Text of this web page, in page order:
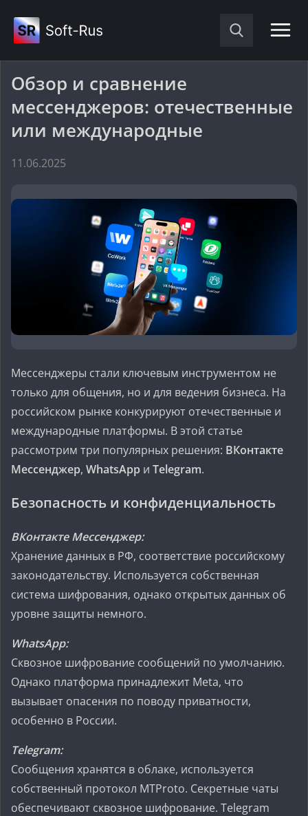
Обзор и сравнение
мессенджеров: отечественные
или международные
11.06.2025
Мессенджеры стали ключевым инструментом не
только для общения, но и для ведения бизнеса. На
российском рынке конкурируют отечественные и
международные платформы. В этой статье
рассмотрим три популярных решения: ВКонтакте
Мессенджер, WhatsApp и Telegram.
Безопасность и конфиденциальность
ВКонтакте Мессенджер:
Хранение данных в РФ, соответствие российскому
законодательству. Используется собственная
система шифрования, однако открытых данных об
уровне защиты немного.
WhatsApp:
Сквозное шифрование сообщений по умолчанию.
Однако платформа принадлежит Meta, что
вызывает опасения по поводу приватности,
особенно в России.
Telegram:
Сообщения хранятся в облаке, используется
собственный протокол MTProto. Секретные чаты
обеспечивают сквозное шифрование. Telegram